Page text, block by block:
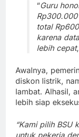
“Guru
total
karena
lebih cepat
Awalnya,
diskon listrik,
lambat. Alhasil,
lebih siap
“Kami pilih BSU